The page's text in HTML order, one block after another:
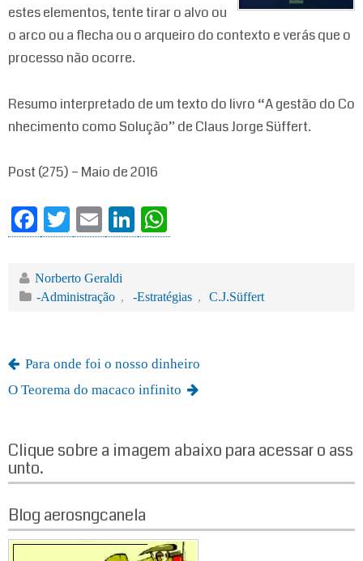
estes elementos, tente tirar o alvo ou
o arco ou a flecha ou o arqueiro do contexto e verás que o
processo não ocorre.
Resumo interpretado de um texto do livro “A gestão do Co
nhecimento como Solução” de Claus Jorge Süffert.
Post (275) – Maio de 2016
Fa
ce
bo
ok
T
wi
tte
r
E
m
ail
Li
nk
In
ha
A
Norberto Geraldi
-Administração , -Estratégias , C.J.Süffert
Para onde foi o nosso dinheiro
O Teorema do macaco infinito
Clique sobre a imagem abaixo para acessar o ass
unto.
Blog aerosngcanela